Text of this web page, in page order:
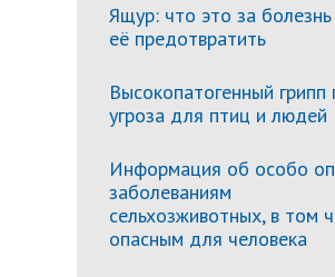
Ящур: что это за болезнь
её предотвратить
Высокопатогенный грипп
угроза для птиц и людей
Информация об особо
заболеваниям
сельхозживотных, в том
опасным для человека